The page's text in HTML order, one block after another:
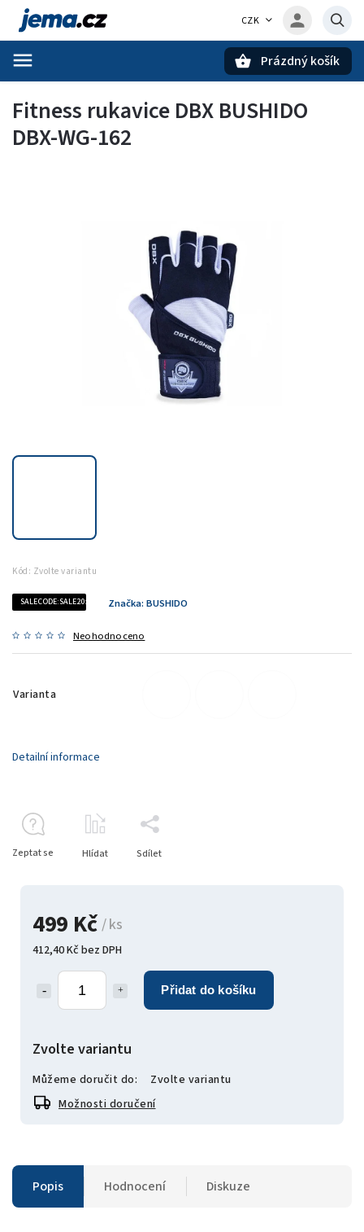
CZK
Prázdný košík
Fitness rukavice DBX BUSHIDO
DBX-WG-162
Kód: Zvolte variantu
SALECODE:SALE20:20:%
Neohodnoceno
Značka: BUSHIDO
Varianta
499 Kč / ks
412,40 Kč bez DPH
Přidat do košíku
Zvolte variantu
Můžeme doručit do:
Zvolte variantu
Možnosti doručení
Detailní informace
Zeptat se Hlídat Sdílet
Popis Hodnocení Diskuze